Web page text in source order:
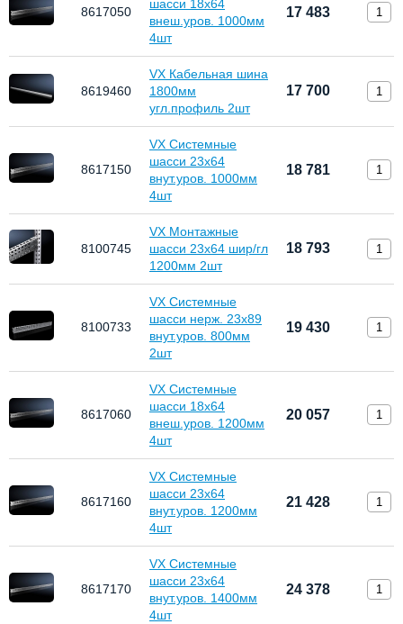
8617050
шасси 18х64
внеш.уров. 1000мм
4шт
17 483
8619460
VX Кабельная шина
1800мм
угл.профиль 2шт
17 700
8617150
VX Системные
шасси 23х64
внут.уров. 1000мм
4шт
18 781
8100745
VX Монтажные
шасси 23х64 шир/гл
1200мм 2шт
18 793
8100733
VX Системные
шасси нерж. 23х89
внут.уров. 800мм
2шт
19 430
8617060
VX Системные
шасси 18х64
внеш.уров. 1200мм
4шт
20 057
8617160
VX Системные
шасси 23х64
внут.уров. 1200мм
4шт
21 428
8617170
VX Системные
шасси 23х64
внут.уров. 1400мм
4шт
24 378